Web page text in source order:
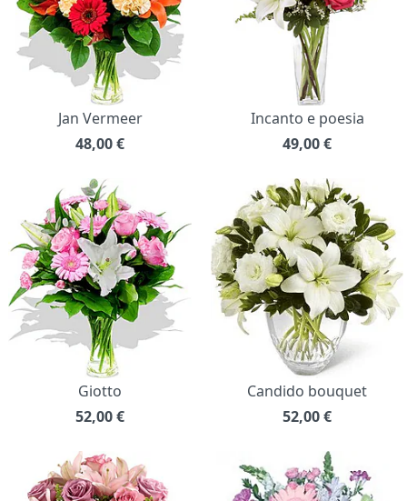
Jan Vermeer
48,00€
Incanto e poesia
49,00€
Giotto
52,00€
Candido bouquet
52,00€